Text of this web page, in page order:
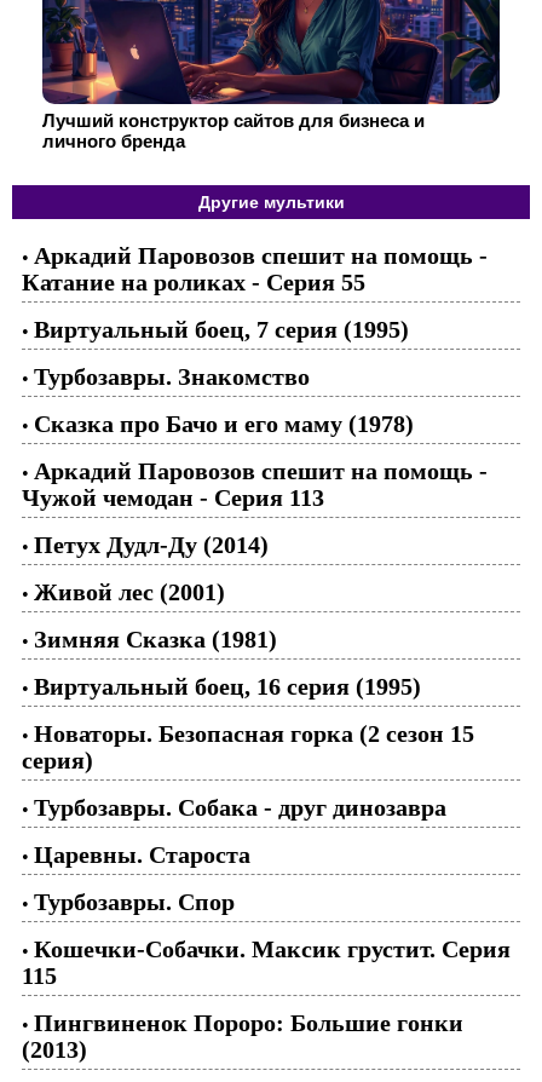
Лучший конструктор сайтов для бизнеса и
личного бренда
Другие мультики
• Аркадий Паровозов спешит на помощь -
Катание на роликах - Серия 55
• Виртуальный боец, 7 серия (1995)
• Турбозавры. Знакомство
• Сказка про Бачо и его маму (1978)
• Аркадий Паровозов спешит на помощь -
Чужой чемодан - Серия 113
• Петух Дудл-Ду (2014)
• Живой лес (2001)
• Зимняя Сказка (1981)
• Виртуальный боец, 16 серия (1995)
• Новаторы. Безопасная горка (2 сезон 15
серия)
• Турбозавры. Собака - друг динозавра
• Царевны. Староста
• Турбозавры. Спор
• Кошечки-Собачки. Максик грустит. Серия
115
• Пингвиненок Пороро: Большие гонки
(2013)